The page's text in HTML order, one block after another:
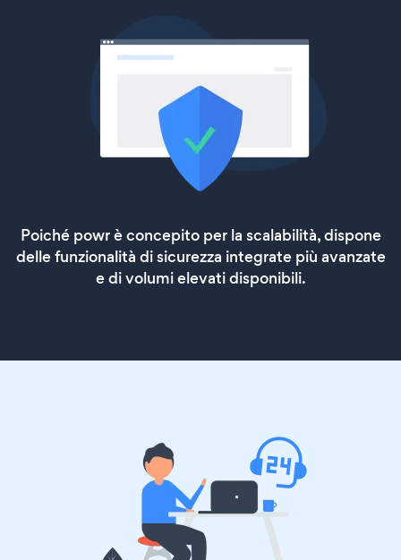
Poiché powr è concepito per la scalabilità, dispone
delle funzionalità di sicurezza integrate più avanzate
e di volumi elevati disponibili.